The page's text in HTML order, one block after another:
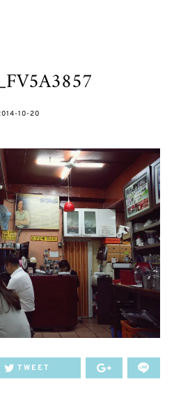
10-20
TWEET